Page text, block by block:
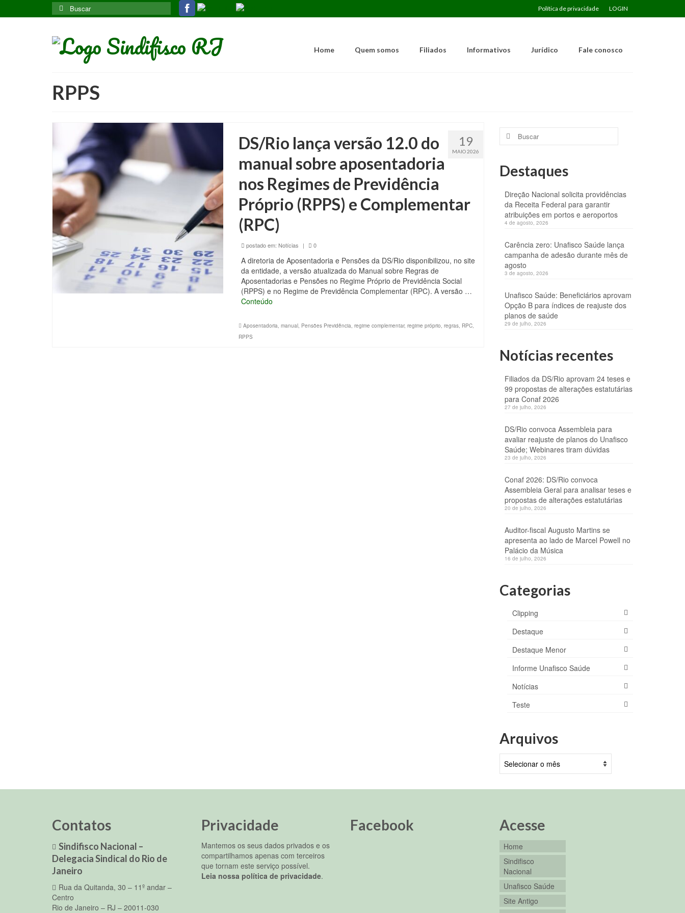
Política de privacidade LOGIN
Buscar
por:
Home Quem somos Filiados Informativos Jurídico Fale conosco
RPPS
19
MAIO 2026
DS/Rio lança versão 12.0 do
manual sobre aposentadoria
nos Regimes de Previdência
Próprio (RPPS) e Complementar
(RPC)
postado em: Notícias | 0
A diretoria de Aposentadoria e Pensões da DS/Rio disponibilizou, no site
da entidade, a versão atualizada do Manual sobre Regras de
Aposentadorias e Pensões no Regime Próprio de Previdência Social
(RPPS) e no Regime de Previdência Complementar (RPC). A versão …
Conteúdo
Aposentadoria, manual, Pensões Previdência, regime complementar, regime próprio, regras, RPC,
RPPS
Buscar
por:
Destaques
Direção Nacional solicita providências
da Receita Federal para garantir
atribuições em portos e aeroportos
4 de agosto, 2026
Carência zero: Unafisco Saúde lança
campanha de adesão durante mês de
agosto
3 de agosto, 2026
Unafisco Saúde: Beneficiários aprovam
Opção B para índices de reajuste dos
planos de saúde
29 de julho, 2026
Notícias recentes
Filiados da DS/Rio aprovam 24 teses e
99 propostas de alterações estatutárias
para Conaf 2026
27 de julho, 2026
DS/Rio convoca Assembleia para
avaliar reajuste de planos do Unafisco
Saúde; Webinares tiram dúvidas
23 de julho, 2026
Conaf 2026: DS/Rio convoca
Assembleia Geral para analisar teses e
propostas de alterações estatutárias
20 de julho, 2026
Auditor-fiscal Augusto Martins se
apresenta ao lado de Marcel Powell no
Palácio da Música
16 de julho, 2026
Categorias
Clipping
Destaque
Destaque Menor
Informe Unafisco Saúde
Notícias
Teste
Arquivos
Contatos
Sindifisco Nacional –
Delegacia Sindical do Rio de
Janeiro
Rua da Quitanda, 30 – 11º andar –
Centro
Rio de Janeiro – RJ – 20011-030
Privacidade
Mantemos os seus dados privados e os
compartilhamos apenas com terceiros
que tornam este serviço possível.
Leia nossa política de privacidade.
Facebook Acesse
Home
Sindifisco
Nacional
Unafisco Saúde
Site Antigo